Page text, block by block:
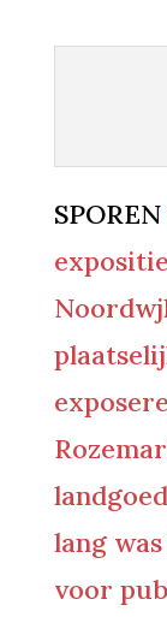
SPOREN
lang
voor